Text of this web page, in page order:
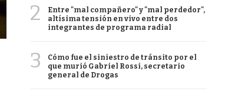
2
Entre "mal compañero" y "mal perdedor",
altísima tensión en vivo entre dos
integrantes de programa radial
3
Cómo fue el siniestro de tránsito por el
que murió Gabriel Rossi, secretario
general de Drogas